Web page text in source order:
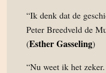
“Ik denk dat de
Peter Breedveld de
(Esther Gasseling)
“Nu weet ik het